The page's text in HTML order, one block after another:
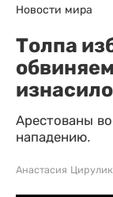
Новости мира
Толпа
Арестованы
нападению.
Анастасия Цирулик